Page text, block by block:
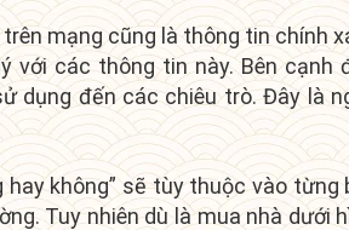
mạng cũng là thông tin chính
với các thông tin này. Bên
dụng đến các chiêu trò. Đây là
không” sẽ tùy thuộc vào
Tuy nhiên dù là mua nhà dưới